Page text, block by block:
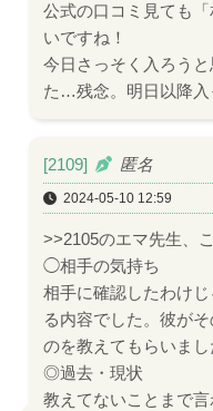
公式の口コミ見ても
いですね！
今日さっそく入ろう
た…残念。明日以降入
[2109] 匿名
2024-05-10 12:59
>>2105のエマ先生、
◯相手の気持ち
相手に確認したわけ
る内容でした。彼が
のを教えてもらいまし
◎過去・現状
教えてないことまで